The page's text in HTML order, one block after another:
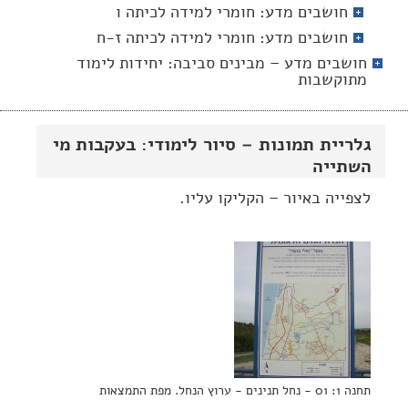
גלריית תמונות – סיור לימודי: בעקבות מי
השתייה
לצפייה באיור – הקליקו עליו.
תחנה 1: 01 - נחל תנינים - ערוץ הנחל. מפת התמצאות
חושבים מדע: חומרי למידה לכיתה ו
חושבים מדע: חומרי למידה לכיתה ז-ח
חושבים מדע – מבינים סביבה: יחידות לימוד
מתוקשבות